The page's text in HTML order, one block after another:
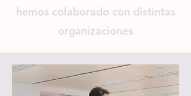
hemos colaborado con distintas
organizaciones